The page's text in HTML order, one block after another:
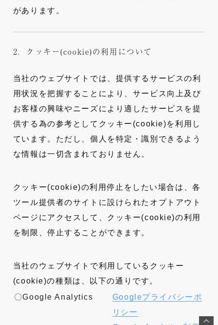
があります。
2．クッキー(cookie)の利用について
当社のウェブサイトでは、提供するサービスの利
用状況を把握することにより、サービス向上及び
お客様の興味やニーズにより適したサービスを提
供する為の参考としてクッキー(cookie)を利用し
ています。ただし、個人を特定・識別できるよう
な情報は一切含まれておりません。
クッキー(cookie)の利用停止をしたい場合は、各
ツール提供者のサイトに設けられたオプトアウト
ページにアクセスして、クッキー(cookie)の利用
を制限、停止することができます。
当社のウェブサイトで利用しているクッキー
(cookie)の種類は、以下の通りです。
〇Google Analytics
Googleプライバシーポ
リシー